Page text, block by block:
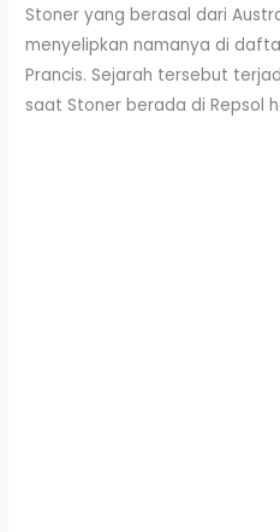
Stoner yang berasal dari
menyelipkan namanya di
Prancis. Sejarah tersebut
saat Stoner berada di Repsol